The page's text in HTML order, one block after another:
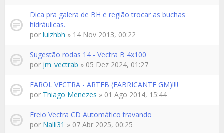
Dica pra galera de BH e região trocar as buchas
hidráulicas.
por luizhbh » 14 Nov 2013, 00:22
Sugestão rodas 14 - Vectra B 4x100
por jm_vectrab » 05 Dez 2024, 01:27
FAROL VECTRA - ARTEB (FABRICANTE GM)!!!!
por Thiago Menezes » 01 Ago 2014, 15:44
Freio Vectra CD Automático travando
por Nalli31 » 07 Abr 2025, 00:25